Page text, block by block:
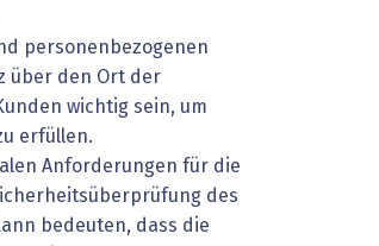
personenbezogenen
über den Ort der
wichtig sein, um
erfüllen.
Anforderungen für die
des
bedeuten, dass die